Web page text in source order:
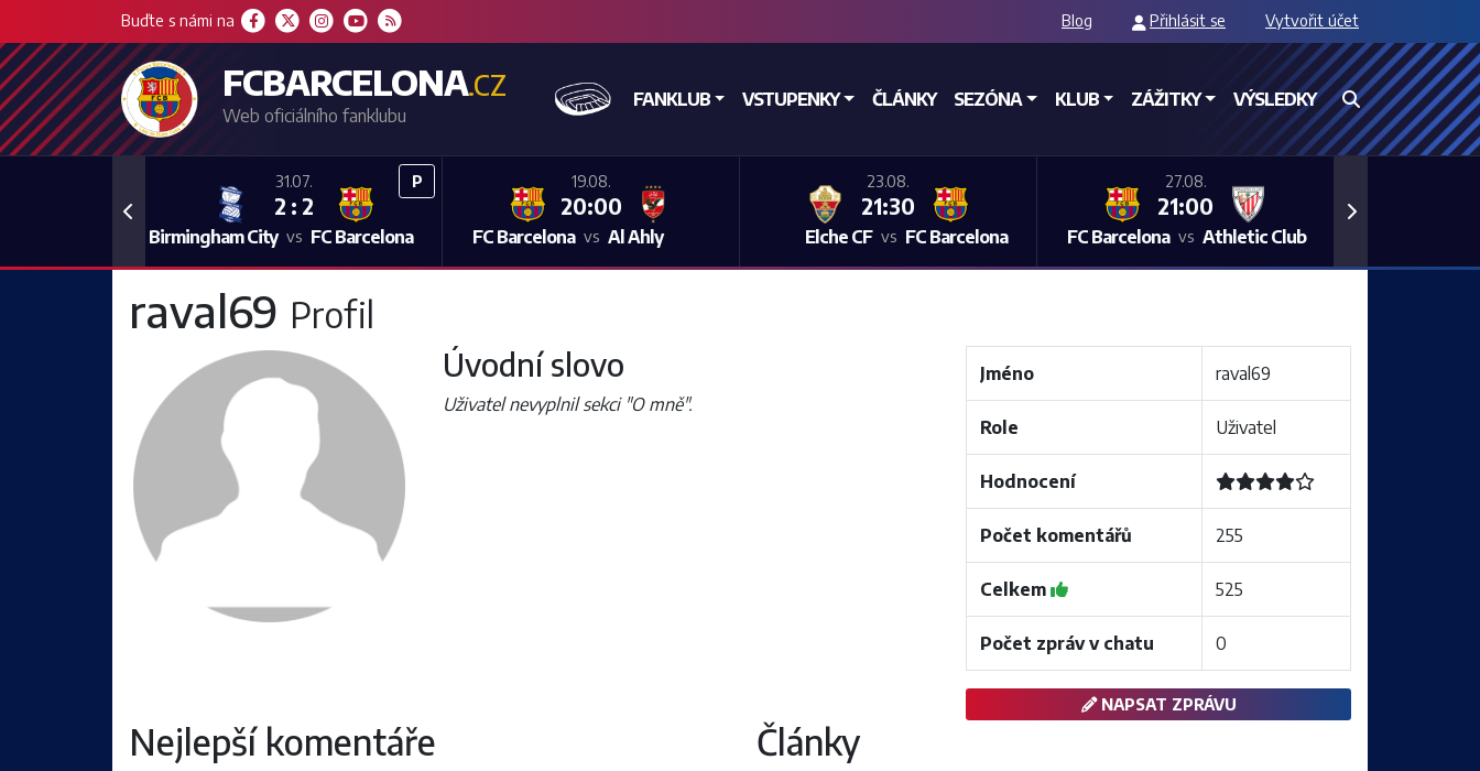
Buďte s námi na Blog Přihlásit se Vytvořit účet
FCBARCELONA.CZ
Web oficiálního fanklubu
DOMŮ FANKLUB VSTUPENKY ČLÁNKY SEZÓNA KLUB ZÁŽITKY VÝSLEDKY
P
31.07.
2 : 2
Birmingham City vs FC Barcelona
19.08.
20:00
FC Barcelona vs Al Ahly
23.08.
21:30
Elche CF vs FC Barcelona
27.08.
21:00
FC Barcelona vs Athletic Club
Previous Next
raval69 Profil
Úvodní slovo
Uživatel nevyplnil sekci "O mně".
Jméno raval69
Role Uživatel
Hodnocení
Počet komentářů 255
Celkem 525
Počet zpráv v chatu 0
NAPSAT ZPRÁVU
Nejlepší komentáře Články